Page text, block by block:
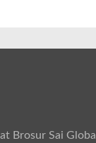
Brosur Sai